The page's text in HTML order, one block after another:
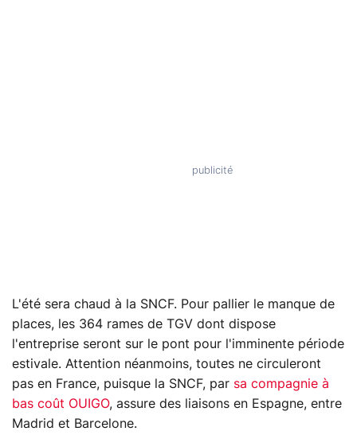
L'été sera chaud à la SNCF. Pour pallier le manque de
places, les 364 rames de TGV dont dispose
l'entreprise seront sur le pont pour l'imminente période
estivale. Attention néanmoins, toutes ne circuleront
pas en France, puisque la SNCF, par sa compagnie à
bas coût OUIGO, assure des liaisons en Espagne, entre
Madrid et Barcelone.